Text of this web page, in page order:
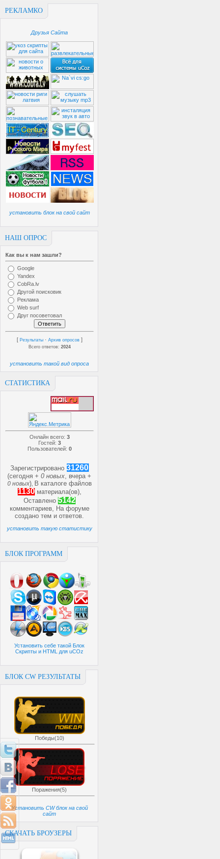
РЕКЛАМКО
Друзья Сайта
установить блок на свой сайт
НАШ ОПРОС
Как вы к нам зашли?
Google
Yandex
CobRa.lv
Другой поисковик
Реклама
Web surf
Друг посоветовал
[ Результаты · Архив опросов ]
Всего ответов: 2024
установить такой вид опроса
СТАТИСТИКА
Онлайн всего: 3
Гостей: 3
Пользователей: 0
Зарегистрировано 31260
(сегодня +0 новых, вчера +
0 новых) В каталоге файлов
1130 материала(ов),
Оставлено 5142
комментариев, На форуме
созданотем иответов.
установить такую статистику
БЛОК ПРОГРАММ
Установить себе такой Блок
Скрипты и HTML для uCOz
БЛОК CW РЕЗУЛЬТАТЫ
Победы(10)
Поражения(5)
Установить CW блок на свой
сайт
СКАЧАТЬ БРОУЗЕРЫ